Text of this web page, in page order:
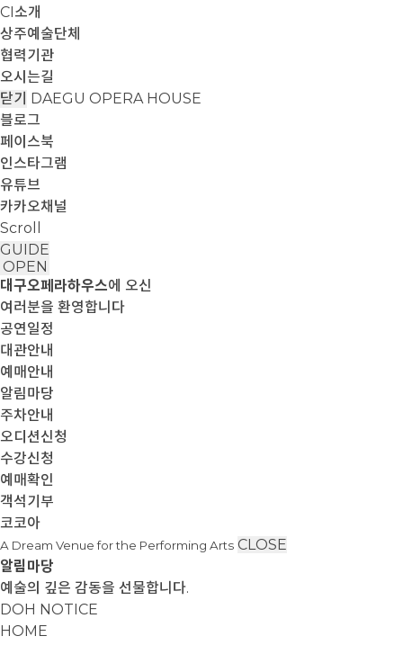
CI소개
상주예술단체
협력기관
오시는길
닫기 DAEGU OPERA HOUSE
블로그
페이스북
인스타그램
유튜브
카카오채널
Scroll
GUIDE
OPEN
대구오페라하우스에 오신
여러분을 환영합니다
공연일정
대관안내
예매안내
알림마당
주차안내
오디션신청
수강신청
예매확인
객석기부
코코아
A Dream Venue for the Performing Arts CLOSE
알림마당
예술의 깊은 감동을 선물합니다.
DOH NOTICE
HOME